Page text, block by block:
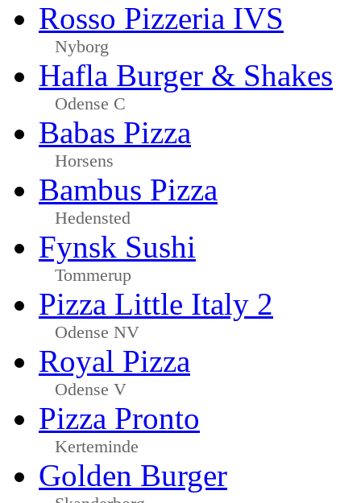
Rosso Pizzeria IVS
Nyborg
Hafla Burger & Shakes
Odense C
Babas Pizza
Horsens
Bambus Pizza
Hedensted
Fynsk Sushi
Tommerup
Pizza Little Italy 2
Odense NV
Royal Pizza
Odense V
Pizza Pronto
Kerteminde
Golden Burger